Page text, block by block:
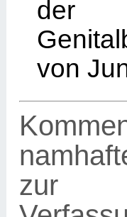
der
von
zur